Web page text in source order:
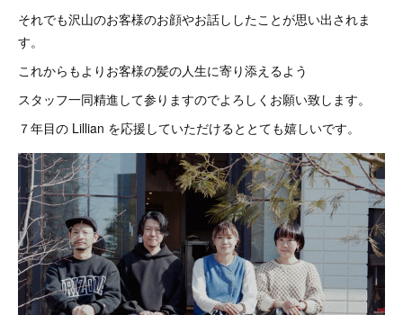
それでも沢山のお客様のお顔やお話ししたことが思い出されま
す。
これからもよりお客様の髪の人生に寄り添えるよう
スタッフ一同精進して参りますのでよろしくお願い致します。
７年目の Lillian を応援していただけるととても嬉しいです。